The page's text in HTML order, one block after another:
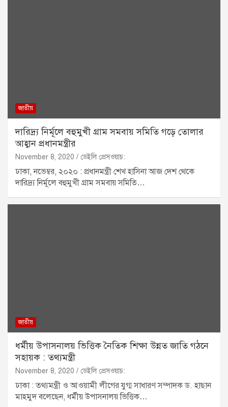
জাতীয়
দারিদ্র্য নির্মূলে বহুমুখী গ্রাম সমবায় সমিতি গড়ে তোলার
আহ্বান প্রধানমন্ত্রীর
November 8, 2020 ডেইলি প্রেসওয়াচ:
ঢাকা, নভেম্বর, ২০২০ : প্রধানমন্ত্রী শেখ হাসিনা আজ দেশ থেকে
দারিদ্র্য নির্মূলে বহুমুখী গ্রাম সমবায় সমিতি…
জাতীয়
ধর্মীয় উপাসনালয় ভিত্তিক নৈতিক শিক্ষা উন্নত জাতি গঠনে
সহায়ক : তথ্যমন্ত্রী
November 8, 2020 ডেইলি প্রেসওয়াচ:
ঢাকা : তথ্যমন্ত্রী ও আওয়ামী লীগের যুগ্ম সাধারণ সম্পাদক ড. হাছান
মাহমুদ বলেছেন, ধর্মীয় উপাসনালয় ভিত্তিক…